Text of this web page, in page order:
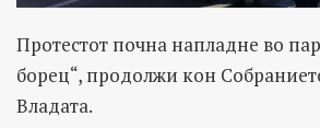
Протестот почна напладне во
борец“, продолжи кон
Владата.